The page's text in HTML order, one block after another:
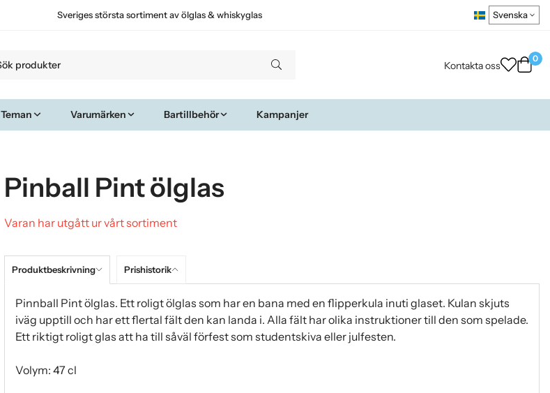
Sveriges största sortiment av ölglas & whiskyglas
Kontakta oss
0
Teman Varumärken Bartillbehör Kampanjer
Pinball Pint ölglas
Varan har utgått ur vårt sortiment
Produktbeskrivning Prishistorik
Pinnball Pint ölglas. Ett roligt ölglas som har en bana med en flipperkula inuti glaset. Kulan skjuts
iväg upptill och har ett flertal fält den kan landa i. Alla fält har olika instruktioner till den som spelade.
Ett riktigt roligt glas att ha till såväl förfest som studentskiva eller julfesten.
Volym: 47 cl